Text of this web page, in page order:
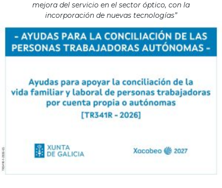
mejora del servicio en el sector óptico, con la
incorporación de nuevas tecnologías”